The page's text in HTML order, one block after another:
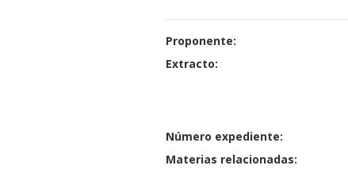
Proponente:
Extracto:
Número expediente:
Materias relacionadas: